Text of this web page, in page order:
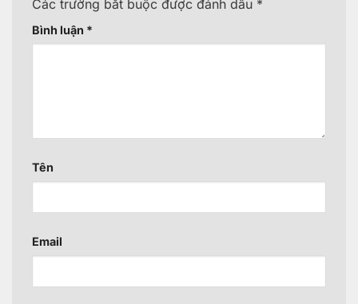
Các trường bắt buộc được đánh dấu *
Bình luận *
Tên
Email